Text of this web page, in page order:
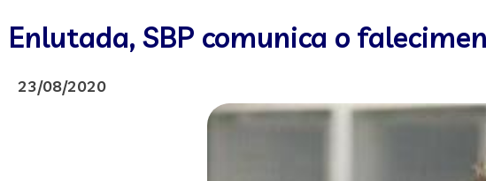
Enlutada, SBP comunica o
23/08/2020